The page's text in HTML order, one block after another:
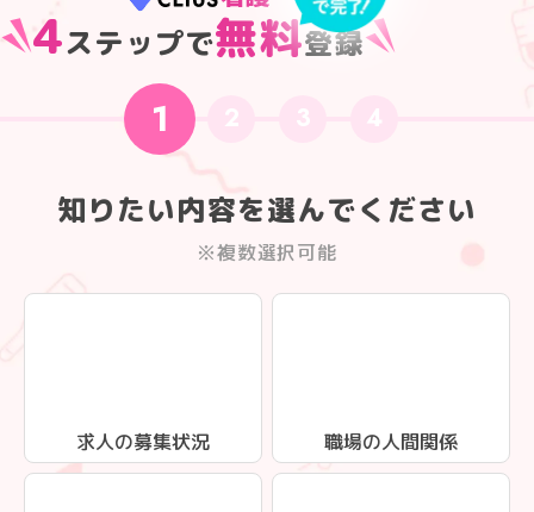
4ステップで無料登録
1 2 3 4
知りたい内容を選んでください
※複数選択可能
求人の募集状況 職場の人間関係